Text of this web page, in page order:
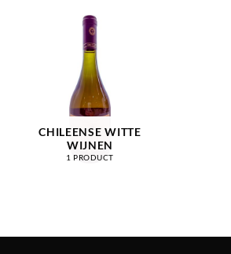
CHILEENSE WITTE
WIJNEN
1 PRODUCT